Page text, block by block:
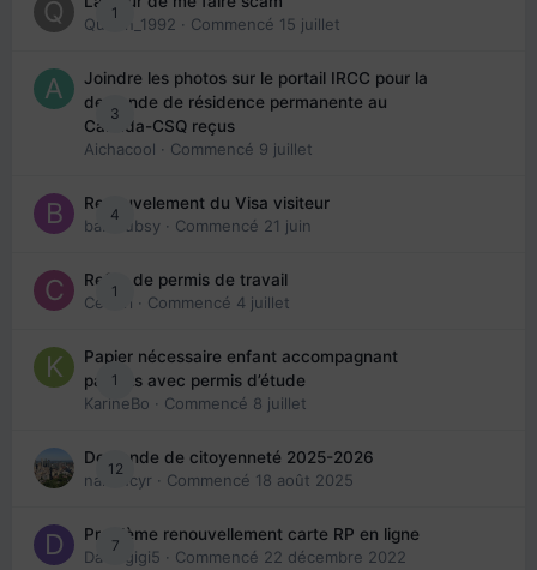
1
Queen_1992 · Commencé 15 juillet
3
Joindre les photos sur le portail IRCC pour la
demande de résidence permanente au
Canada-CSQ reçus
Aichacool · Commencé 9 juillet
4
Renouvelement du Visa visiteur
babibubsy · Commencé 21 juin
1
Refus de permis de travail
Cedbri · Commencé 4 juillet
1
Papier nécessaire enfant accompagnant
parents avec permis d’étude
KarineBo · Commencé 8 juillet
12
Demande de citoyenneté 2025-2026
nanancyr · Commencé 18 août 2025
7
Problème renouvellement carte RP en ligne
Davidgigi5 · Commencé 22 décembre 2022